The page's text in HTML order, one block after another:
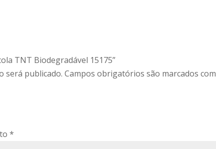
TNT Biodegradável 15175”
será publicado. Campos obrigatórios são marcados com
*